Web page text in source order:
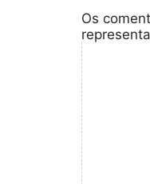
Os